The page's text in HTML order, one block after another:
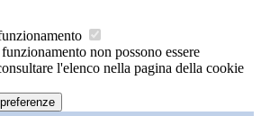
non possono essere
l'elenco nella pagina della cookie